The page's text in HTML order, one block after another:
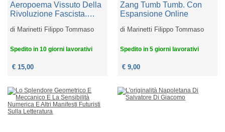
Aeropoema Vissuto Della
Rivoluzione Fascista.
di Marinetti Filippo Tommaso
Spedito in 10 giorni lavorativi
€ 15,00
Zang Tumb Tumb. Con
Espansione Online
di Marinetti Filippo Tommaso
Spedito in 5 giorni lavorativi
€ 9,00